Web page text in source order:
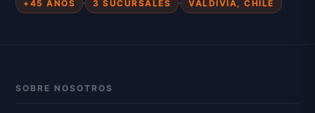
+45 AÑOS 3 SUCURSALES VALDIVIA, CHILE
SOBRE NOSOTROS